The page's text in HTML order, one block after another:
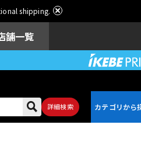
shipping.
舗一覧
詳細検索